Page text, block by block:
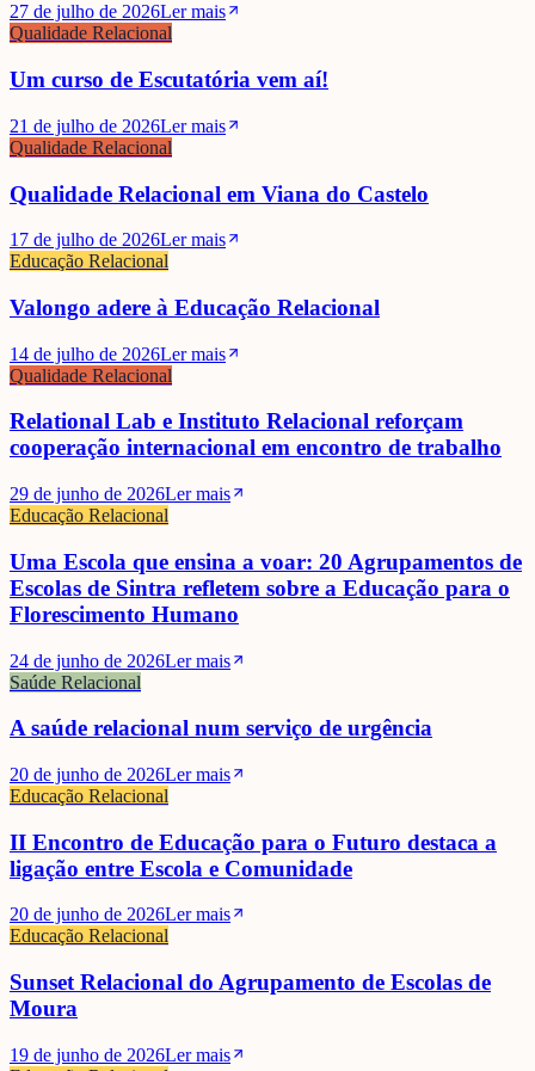
27 de julho de 2026Ler mais
Qualidade Relacional
Um curso de Escutatória vem aí!
21 de julho de 2026Ler mais
Qualidade Relacional
Qualidade Relacional em Viana do Castelo
17 de julho de 2026Ler mais
Educação Relacional
Valongo adere à Educação Relacional
14 de julho de 2026Ler mais
Qualidade Relacional
Relational Lab e Instituto Relacional reforçam
cooperação internacional em encontro de trabalho
29 de junho de 2026Ler mais
Educação Relacional
Uma Escola que ensina a voar: 20 Agrupamentos de
Escolas de Sintra refletem sobre a Educação para o
Florescimento Humano
24 de junho de 2026Ler mais
Saúde Relacional
A saúde relacional num serviço de urgência
20 de junho de 2026Ler mais
Educação Relacional
II Encontro de Educação para o Futuro destaca a
ligação entre Escola e Comunidade
20 de junho de 2026Ler mais
Educação Relacional
Sunset Relacional do Agrupamento de Escolas de
Moura
19 de junho de 2026Ler mais